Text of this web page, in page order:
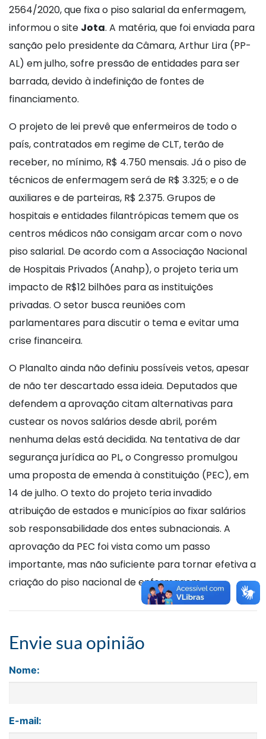
2564/2020, que fixa o piso salarial da enfermagem,
informou o site Jota. A matéria, que foi enviada para
sanção pelo presidente da Câmara, Arthur Lira (PP-
AL) em julho, sofre pressão de entidades para ser
barrada, devido à indefinição de fontes de
financiamento.
O projeto de lei prevê que enfermeiros de todo o
país, contratados em regime de CLT, terão de
receber, no mínimo, R$ 4.750 mensais. Já o piso de
técnicos de enfermagem será de R$ 3.325; e o de
auxiliares e de parteiras, R$ 2.375. Grupos de
hospitais e entidades filantrópicas temem que os
centros médicos não consigam arcar com o novo
piso salarial. De acordo com a Associação Nacional
de Hospitais Privados (Anahp), o projeto teria um
impacto de R$12 bilhões para as instituições
privadas. O setor busca reuniões com
parlamentares para discutir o tema e evitar uma
crise financeira.
O Planalto ainda não definiu possíveis vetos, apesar
de não ter descartado essa ideia. Deputados que
defendem a aprovação citam alternativas para
custear os novos salários desde abril, porém
nenhuma delas está decidida. Na tentativa de dar
segurança jurídica ao PL, o Congresso promulgou
uma proposta de emenda à constituição (PEC), em
14 de julho. O texto do projeto teria invadido
atribuição de estados e municípios ao fixar salários
sob responsabilidade dos entes subnacionais. A
aprovação da PEC foi vista como um passo
importante, mas não suficiente para tornar efetiva a
criação do piso nacional de enfermagem.
Envie sua opinião
Nome:
E-mail: